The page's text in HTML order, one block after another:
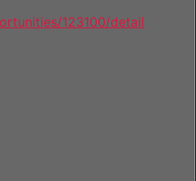
123100/detail